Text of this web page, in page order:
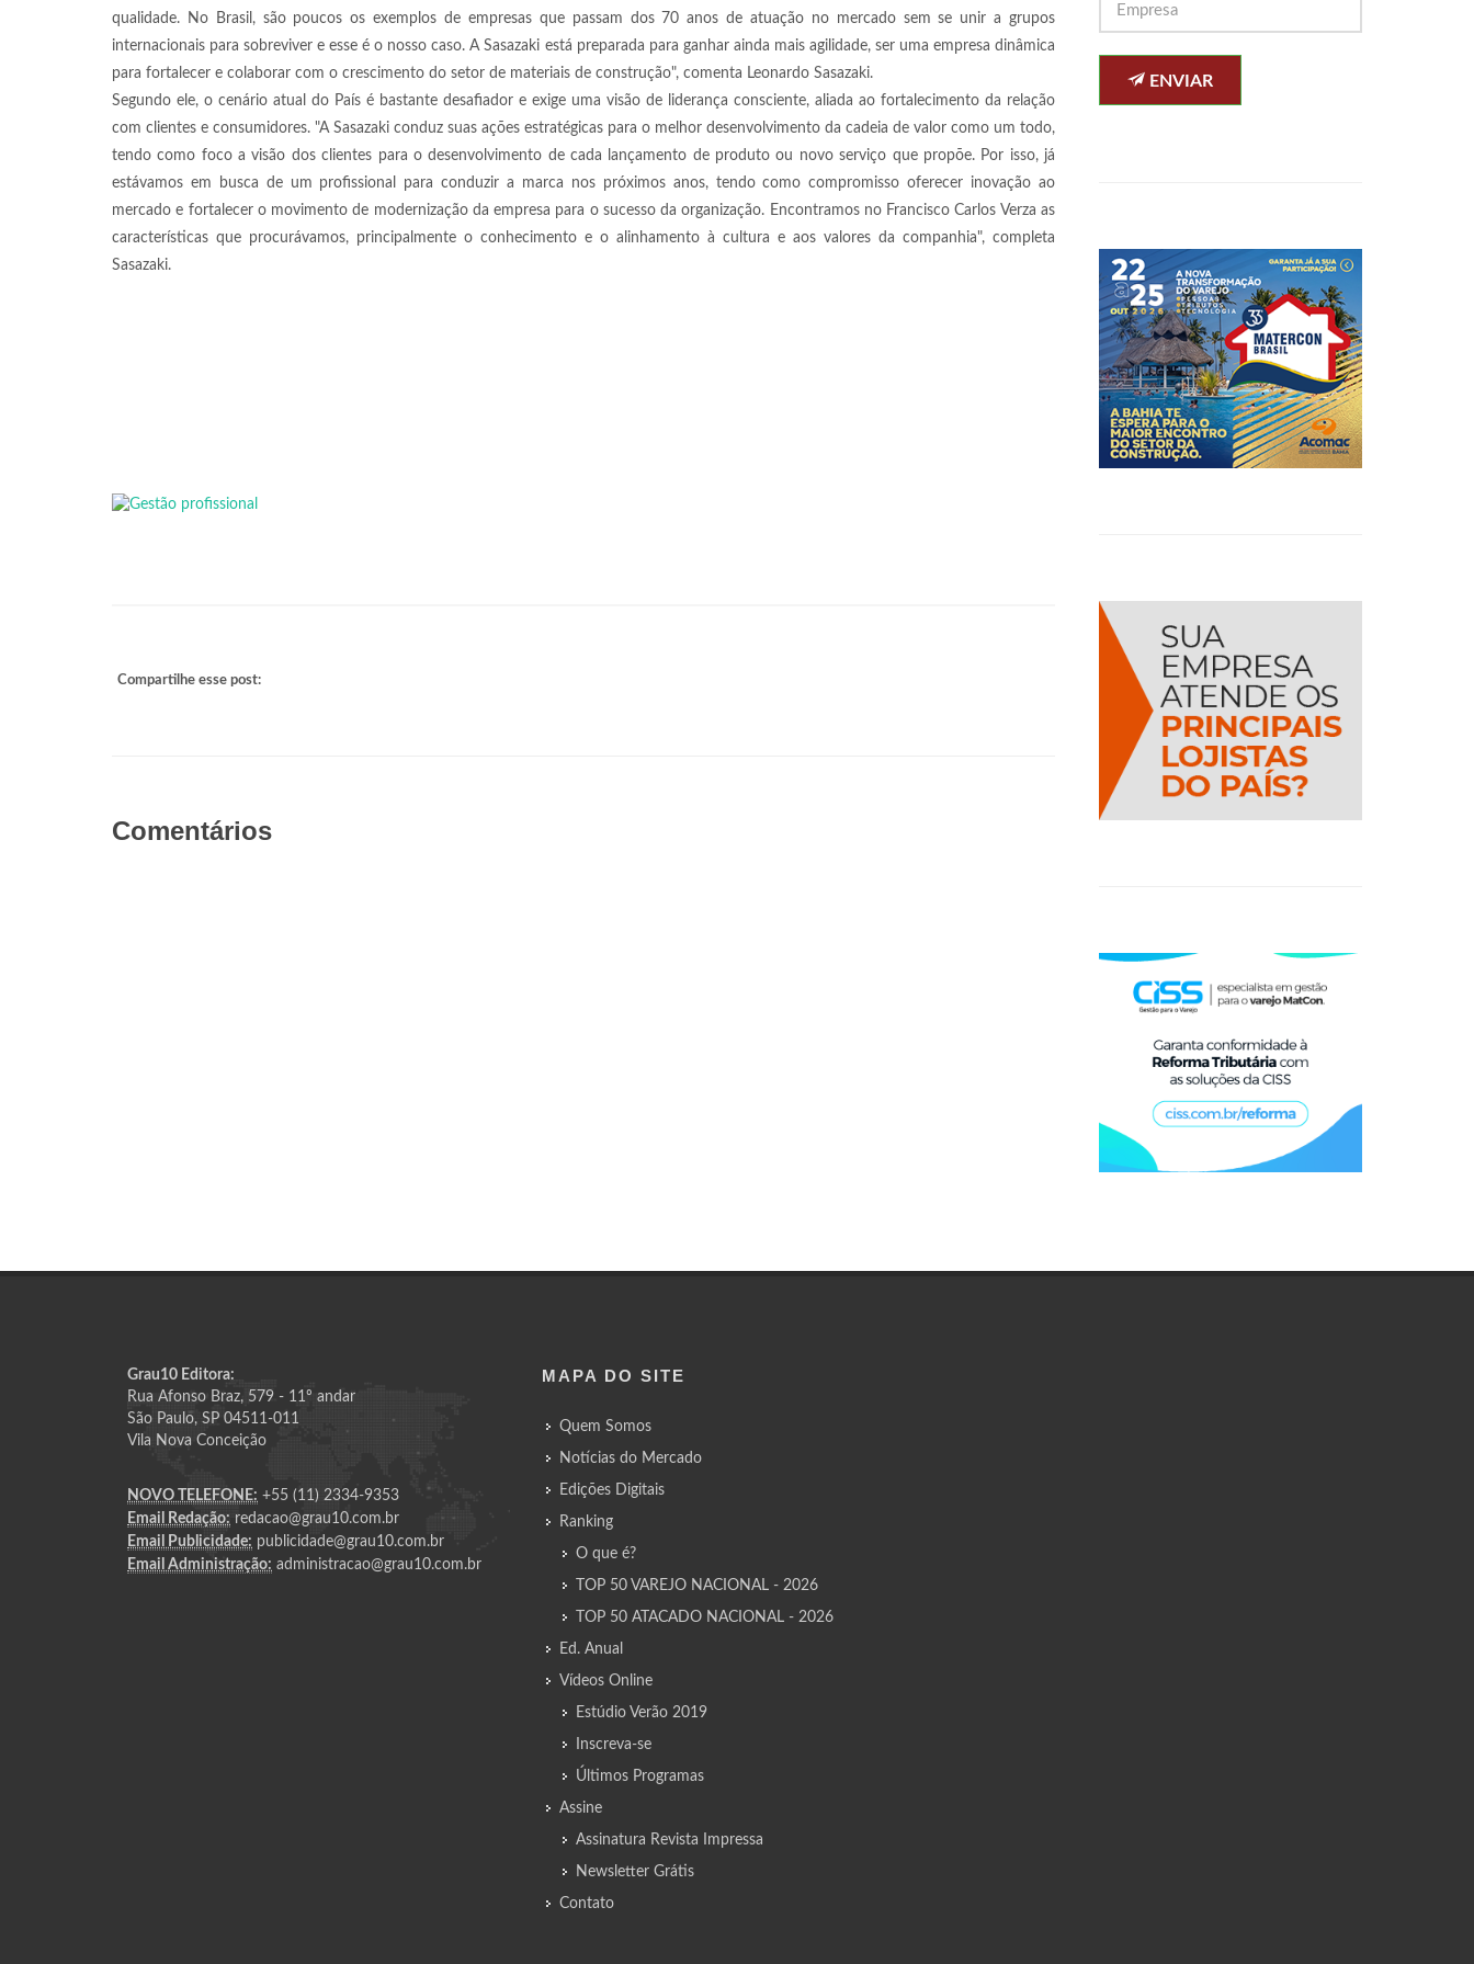
qualidade. No Brasil, são poucos os exemplos de empresas que passam dos 70 anos de atuação no mercado sem se unir a grupos
internacionais para sobreviver e esse é o nosso caso. A Sasazaki está preparada para ganhar ainda mais agilidade, ser uma empresa dinâmica
para fortalecer e colaborar com o crescimento do setor de materiais de construção", comenta Leonardo Sasazaki.
Segundo ele, o cenário atual do País é bastante desafiador e exige uma visão de liderança consciente, aliada ao fortalecimento da relação
com clientes e consumidores. "A Sasazaki conduz suas ações estratégicas para o melhor desenvolvimento da cadeia de valor como um todo,
tendo como foco a visão dos clientes para o desenvolvimento de cada lançamento de produto ou novo serviço que propõe. Por isso, já
estávamos em busca de um profissional para conduzir a marca nos próximos anos, tendo como compromisso oferecer inovação ao
mercado e fortalecer o movimento de modernização da empresa para o sucesso da organização. Encontramos no Francisco Carlos Verza as
características que procurávamos, principalmente o conhecimento e o alinhamento à cultura e aos valores da companhia", completa
Sasazaki.
Compartilhe esse post:
Comentários
ENVIAR
Grau10 Editora:
Rua Afonso Braz, 579 - 11º andar
São Paulo, SP 04511-011
Vila Nova Conceição
NOVO TELEFONE: +55 (11) 2334-9353
Email Redação: redacao@grau10.com.br
Email Publicidade: publicidade@grau10.com.br
Email Administração: administracao@grau10.com.br
MAPA DO SITE
Quem Somos
Notícias do Mercado
Edições Digitais
Ranking
O que é?
TOP 50 VAREJO NACIONAL - 2026
TOP 50 ATACADO NACIONAL - 2026
Ed. Anual
Vídeos Online
Estúdio Verão 2019
Inscreva-se
Últimos Programas
Assine
Assinatura Revista Impressa
Newsletter Grátis
Contato